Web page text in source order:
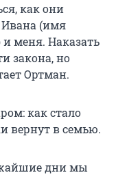
как они
Ивана (имя
и меня. Наказать
закона, но
Ортман.
как стало
вернут в семью.
дни мы